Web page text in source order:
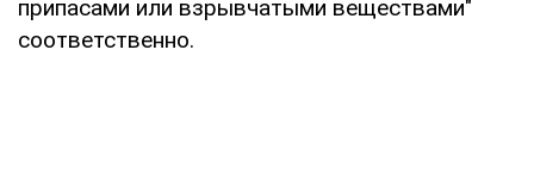
припасами или взрывчатыми веществами"
соответственно.